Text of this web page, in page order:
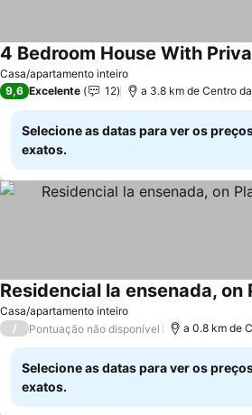
Casa/apartamento inteiro
4 Bedroom House With
9,6 Excelente 12 a 3.8 km de Centro
Selecione as datas para ver os
exatos.
Casa/apartamento inteiro
Ver preços
/ Pontuação não disponível a 0.8 km de
Selecione as datas para ver os
exatos.